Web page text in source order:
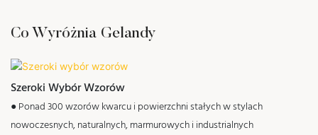
Co Wyróżnia Gelandy
Szeroki Wybór Wzorów
● Ponad 300 wzorów kwarcu i powierzchni stałych w stylach
nowoczesnych, naturalnych, marmurowych i industrialnych